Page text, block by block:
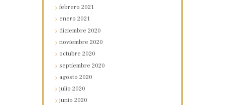
febrero2021
enero2021
diciembre2020
noviembre2020
octubre2020
septiembre2020
agosto2020
julio2020
junio2020